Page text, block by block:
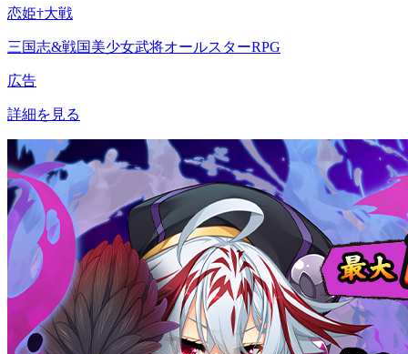
恋姫†大戦
三国志&戦国美少女武将オールスターRPG
広告
詳細を見る